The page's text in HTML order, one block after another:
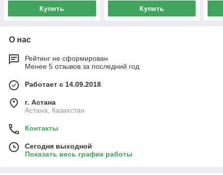
Купить Купить
О нас
Рейтинг не сформирован
Менее 5 отзывов за последний год
Работает с 14.09.2018
г. Астана
Астана, Казахстан
Контакты
Сегодня выходной
Показать весь график работы